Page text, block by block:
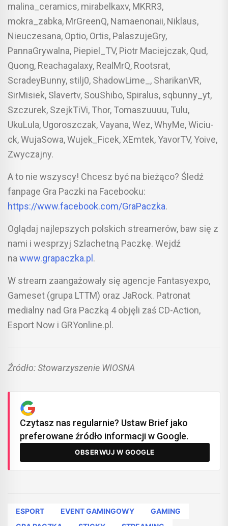
malina_ceramics, mirabelkaxv, MKRR3,
mokra_zabka, MrGreenQ, Namaenonaii, Niklaus,
Nieuczesana, Optio, Ortis, PalaszujeGry,
PannaGrywalna, Piepiel_TV, Piotr Maciejczak, Qud,
Quong, Reachagalaxy, RealMrQ, Rootsrat,
ScradeyBunny, stilj0, ShadowLime_, SharikanVR,
SirMisiek, Slavertv, SouShibo, Spiralus, sqbunny_yt,
Szczurek, SzejkTiVi, Thor, Tomaszuuuu, Tulu,
UkuLula, Ugoroszczak, Vayana, Wez, WhyMe, Wiciu-
ck, WujaSowa, Wujek_Ficek, XEmtek, YavorTV, Yoive,
Zwyczajny.
A to nie wszyscy! Chcesz być na bieżąco? Śledź
fanpage Gra Paczki na Facebooku:
https://www.facebook.com/GraPaczka.
Oglądaj najlepszych polskich streamerów, baw się z
nami i wesprzyj Szlachetną Paczkę. Wejdź
na www.grapaczka.pl.
W stream zaangażowały się agencje Fantasyexpo,
Gameset (grupa LTTM) oraz JaRock. Patronat
medialny nad Gra Paczką 4 objęli zaś CD-Action,
Esport Now i GRYonline.pl.
Źródło: Stowarzyszenie WIOSNA
Czytasz nas regularnie? Ustaw Brief jako
preferowane źródło informacji w Google.
OBSERWUJ W GOOGLE
ESPORT EVENT GAMINGOWY
GAMING